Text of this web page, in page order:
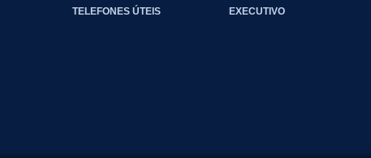
TELEFONES ÚTEIS EXECUTIVO